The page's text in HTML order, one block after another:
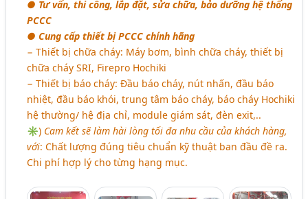
● Tư vấn, thi công, lắp đặt, sửa chữa, bảo dưỡng hệ thống
PCCC
● Cung cấp thiết bị PCCC chính hãng
− Thiết bị chữa cháy: Máy bơm, bình chữa cháy, thiết bị
chữa cháy SRI, Firepro Hochiki
− Thiết bị báo cháy: Đầu báo cháy, nút nhấn, đầu báo
nhiệt, đầu báo khói, trung tâm báo cháy, báo cháy Hochiki
hệ thường/ hệ địa chỉ, module giám sát, đèn exit,..
✳) Cam kết sẽ làm hài lòng tối đa nhu cầu của khách hàng,
với: Chất lượng đúng tiêu chuẩn kỹ thuật ban đầu đề ra.
Chi phí hợp lý cho từng hạng mục.